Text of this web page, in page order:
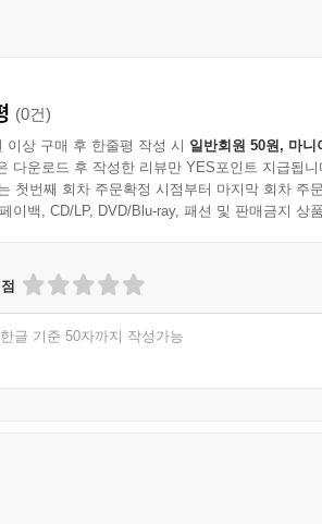
(0건)
이상 구매 후 한줄평 작성 시 일반회원 50원, 마니
다운로드 후 작성한 리뷰만 YES포인트 지급됩니
첫번째 회차 주문확정 시점부터 마지막 회차 주
이백, CD/LP, DVD/Blu-ray, 패션 및 판매금지 상
한글 기준 50자까지 작성가능